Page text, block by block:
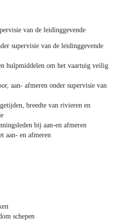
van de leidinggevende
supervisie van de leidinggevende
hulpmiddelen om het vaartuig veilig
aan- afmeren onder supervisie van
breedte van rivieren en
bij aan-en afmeren
aan- en afmeren
schepen